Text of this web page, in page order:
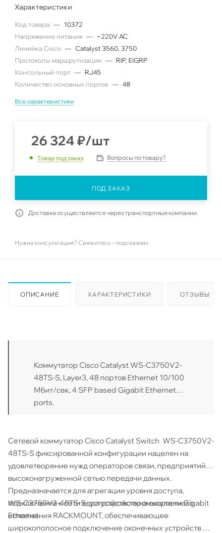
Характеристики
Код товара — 10372
Напряжение питания — ~220V AC
Линейка Cisco — Catalyst 3560, 3750
Протоколы маршрутизации — RIP, EIGRP
Консольный порт — RJ45
Количество основных портов — 48
Все характеристики
26 324₽/шт
Товар под заказ Вопросы по товару?
ПОД ЗАКАЗ
Доставка осуществляется через транспортные компании
Нужна консультация? Свяжитесь – подскажем.
ОПИСАНИЕ ХАРАКТЕРИСТИКИ ОТЗЫВЫ
Коммутатор Cisco Catalyst WS-C3750V2-
48TS-S, Layer3, 48 портов Ethernet 10/100
Мбит/сек, 4 SFP based Gigabit Ethernet
ports.
Сетевой коммутатор Cisco Catalyst Switch WS-C3750V2-
48TS-S фиксированной конфигурации нацелен на
удовлетворение нужд операторов связи, предприятий с
высоконагруженной сетью передачи данных.
Предназначается для агрегации уровня доступа,
подключения к сети ядра устройств на скорости Gigabit
Ethernet.
WS-C3750V2-48TS-S- устройство промышленного
исполнения RACKMOUNT, обеспечивающее
широкополосное подключение оконечных устройств на